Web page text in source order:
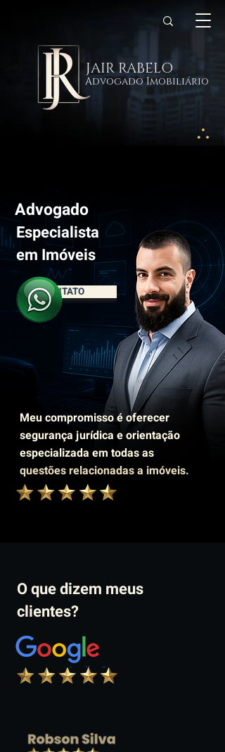
JAIR RABELO
Advogado Imobiliário
Advogado
Especialista
em Imóveis
CONTATO
Meu compromisso é oferecer
segurança jurídica e orientação
especializada em todas as
questões relacionadas a imóveis.
O que dizem meus
clientes?